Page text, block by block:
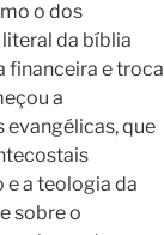
o dos
da bíblia
financeira e troca
a
evangélicas, que
a teologia da
sobre o